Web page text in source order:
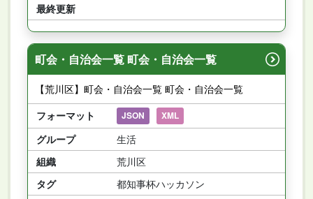
最終更新
町会・自治会一覧 町会・自治会一覧
【荒川区】町会・自治会一覧 町会・自治会一覧
フォーマット
JSON XML
グループ
生活
組織
荒川区
タグ
都知事杯ハッカソン